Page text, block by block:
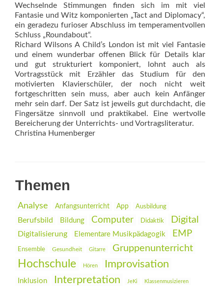
Wechselnde Stimmungen finden sich im mit viel
Fantasie und Witz komponierten „Tact and Diplomacy“,
ein geradezu furioser Abschluss im temperamentvollen
Schluss „Roundabout“.
Richard Wilsons A Child’s London ist mit viel Fantasie
und einem wunderbar offenen Blick für Details klar
und gut strukturiert komponiert, lohnt auch als
Vortragsstück mit Erzähler das Studium für den
motivierten Klavierschüler, der noch nicht weit
fortgeschritten sein muss, aber auch kein Anfänger
mehr sein darf. Der Satz ist jeweils gut durchdacht, die
Fingersätze sinnvoll und praktikabel. Eine wertvolle
Bereicherung der Unterrichts- und Vortragsliteratur.
Christina Humenberger
Themen
Analyse Anfangsunterricht App Ausbildung
Berufsbild Bildung Computer Didaktik Digital
Digitalisierung Elementare Musikpädagogik EMP
Ensemble Gesundheit Gitarre Gruppenunterricht
Hochschule Hören Improvisation
Inklusion Interpretation JeKi Klassenmusizieren